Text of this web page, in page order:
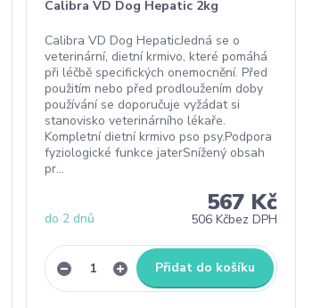
Calibra VD Dog Hepatic 2kg
Calibra VD Dog HepaticJedná se o
veterinární, dietní krmivo, které pomáhá
při léčbě specifických onemocnění. Před
použitím nebo před prodloužením doby
používání se doporučuje vyžádat si
stanovisko veterinárního lékaře.
Kompletní dietní krmivo pso psy.Podpora
fyziologické funkce jaterSnížený obsah
pr...
567 Kč
506 Kčbez DPH
do 2 dnů
Přidat do košíku